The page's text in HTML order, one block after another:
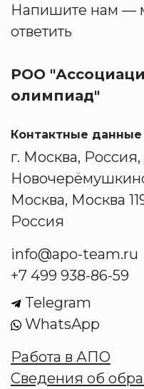
Напишите нам —
ответить
РОО
олимпиад"
Контактные данные
г. Москва, Россия,
Москва, Москва
Россия
info@apo-team.ru
+7 499 938-86-59
Telegram
WhatsApp
Работа в АПО
Сведения об